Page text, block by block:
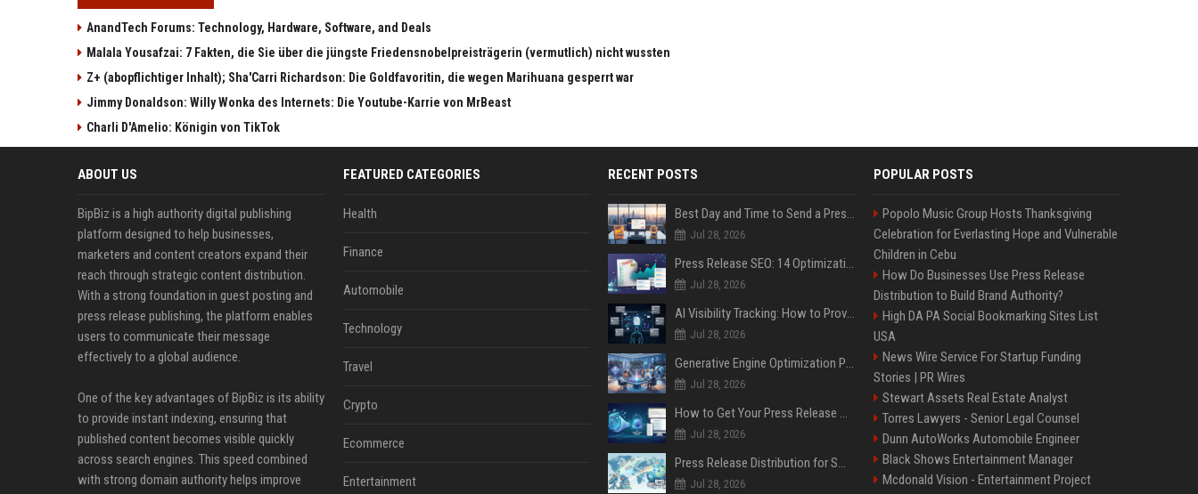
AnandTech Forums: Technology, Hardware, Software, and Deals
Malala Yousafzai: 7 Fakten, die Sie über die jüngste Friedensnobelpreisträgerin (vermutlich) nicht wussten
Z+ (abopflichtiger Inhalt); Sha'Carri Richardson: Die Goldfavoritin, die wegen Marihuana gesperrt war
Jimmy Donaldson: Willy Wonka des Internets: Die Youtube-Karrie von MrBeast
Charli D'Amelio: Königin von TikTok
ABOUT US
BipBiz is a high authority digital publishing
platform designed to help businesses,
marketers and content creators expand their
reach through strategic content distribution.
With a strong foundation in guest posting and
press release publishing, the platform enables
users to communicate their message
effectively to a global audience.
One of the key advantages of BipBiz is its ability
to provide instant indexing, ensuring that
published content becomes visible quickly
across search engines. This speed combined
with strong domain authority helps improve
FEATURED CATEGORIES
Health
Finance
Automobile
Technology
Travel
Crypto
Ecommerce
Entertainment
RECENT POSTS
Best Day and Time to Send a Press Release for Media Pick Up
Jul 28, 2026
Press Release SEO: 14 Optimizations That Actually Move Rankings
Jul 28, 2026
AI Visibility Tracking: How to Prove Your PR Got Cited
Jul 28, 2026
Generative Engine Optimization PR Starter Guide
Jul 28, 2026
How to Get Your Press Release Cited in Google AI Overviews
Jul 28, 2026
Press Release Distribution for Small Business Cheapest Path to Real Coverage
Jul 28, 2026
POPULAR POSTS
Popolo Music Group Hosts Thanksgiving
Celebration for Everlasting Hope and Vulnerable
Children in Cebu
How Do Businesses Use Press Release
Distribution to Build Brand Authority?
High DA PA Social Bookmarking Sites List
USA
News Wire Service For Startup Funding
Stories | PR Wires
Stewart Assets Real Estate Analyst
Torres Lawyers - Senior Legal Counsel
Dunn AutoWorks Automobile Engineer
Black Shows Entertainment Manager
Mcdonald Vision - Entertainment Project